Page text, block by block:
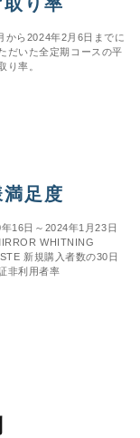
から2024年2月6日までに
だいた全定期コースの平
り率。
足度
16日～2024年1月23日
WHITNING
新規購入者数の30日
非利用者率